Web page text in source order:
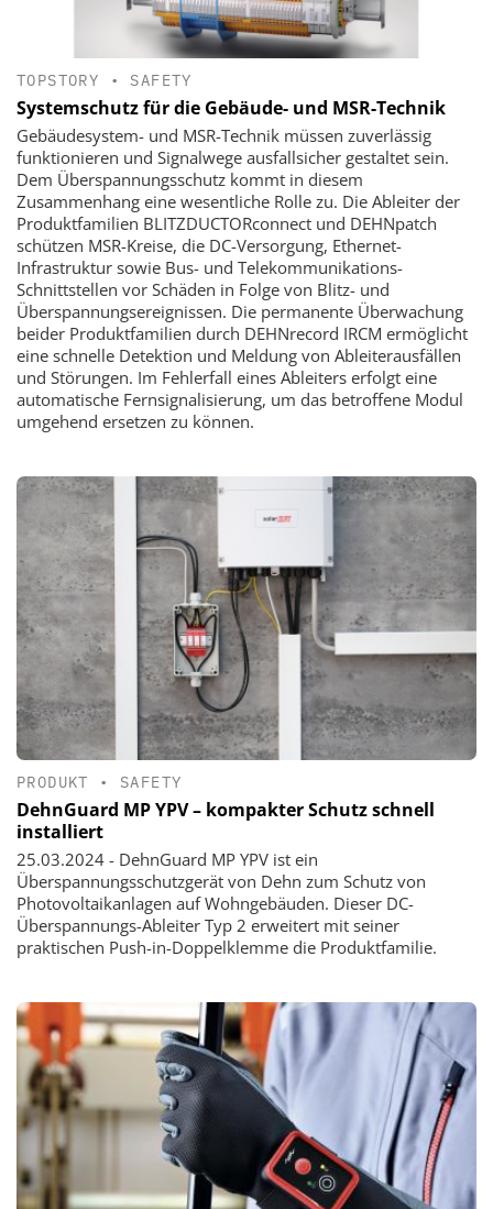
TOPSTORY • SAFETY
Systemschutz für die Gebäude- und MSR-Technik
Gebäudesystem- und MSR-Technik müssen zuverlässig
funktionieren und Signalwege ausfallsicher gestaltet sein.
Dem Überspannungsschutz kommt in diesem
Zusammenhang eine wesentliche Rolle zu. Die Ableiter der
Produktfamilien BLITZDUCTORconnect und DEHNpatch
schützen MSR-Kreise, die DC-Versorgung, Ethernet-
Infrastruktur sowie Bus- und Telekommunikations-
Schnittstellen vor Schäden in Folge von Blitz- und
Überspannungsereignissen. Die permanente Überwachung
beider Produktfamilien durch DEHNrecord IRCM ermöglicht
eine schnelle Detektion und Meldung von Ableiterausfällen
und Störungen. Im Fehlerfall eines Ableiters erfolgt eine
automatische Fernsignalisierung, um das betroffene Modul
umgehend ersetzen zu können.
PRODUKT • SAFETY
DehnGuard MP YPV – kompakter Schutz schnell
installiert
25.03.2024 - DehnGuard MP YPV ist ein
Überspannungsschutzgerät von Dehn zum Schutz von
Photovoltaikanlagen auf Wohngebäuden. Dieser DC-
Überspannungs-Ableiter Typ 2 erweitert mit seiner
praktischen Push-in-Doppelklemme die Produktfamilie.